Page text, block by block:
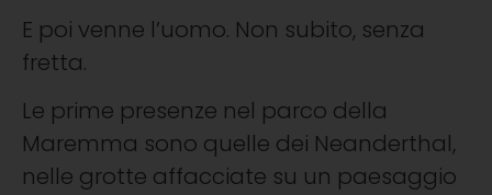
E poi venne l’uomo. Non subito, senza
fretta.
Le prime presenze nel parco della
Maremma sono quelle dei Neanderthal,
nelle grotte affacciate su un paesaggio